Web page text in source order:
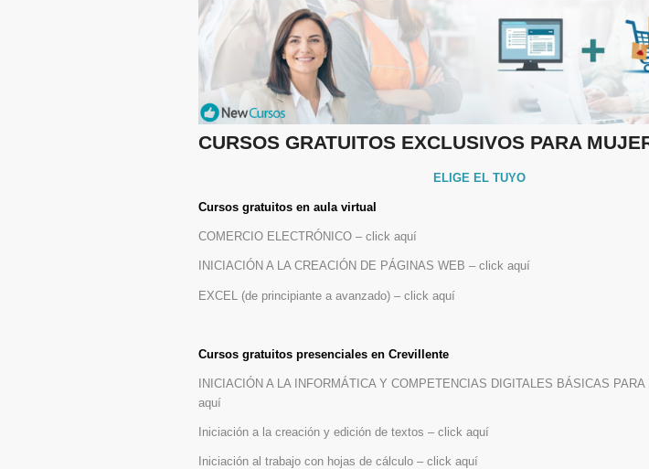
CURSOS GRATUITOS EXCLUSIVOS PARA
ELIGE EL TUYO
Cursos gratuitos en aula virtual
COMERCIO ELECTRÓNICO – click aquí
INICIACIÓN A LA CREACIÓN DE PÁGINAS WEB – click aquí
EXCEL (de principiante a avanzado) – click aquí
Cursos gratuitos presenciales en Crevillente
INICIACIÓN A LA INFORMÁTICA Y COMPETENCIAS DIGITALES BÁSICAS
aquí
Iniciación a la creación y edición de textos – click aquí
Iniciación al trabajo con hojas de cálculo – click aquí